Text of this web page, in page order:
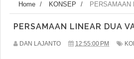
Home / KONSEP / PERSAMAAN
PERSAMAAN LINEAR DUA
DAN LAJANTO 12:55:00 PM